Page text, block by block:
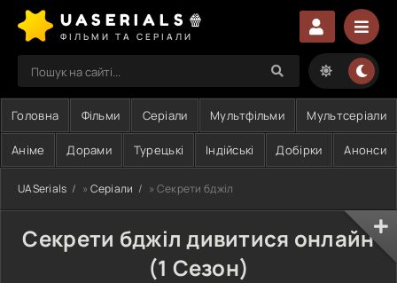
UASERIALS🍿
ФІЛЬМИ ТА СЕРІАЛИ
Головна Фільми Серіали Мультфільми Мультсеріали
Аніме Дорами Турецькі Індійські Добірки Анонси
UASerials » Серіали » Секрети бджіл
Секрети бджіл дивитися онлайн
(1 Сезон)